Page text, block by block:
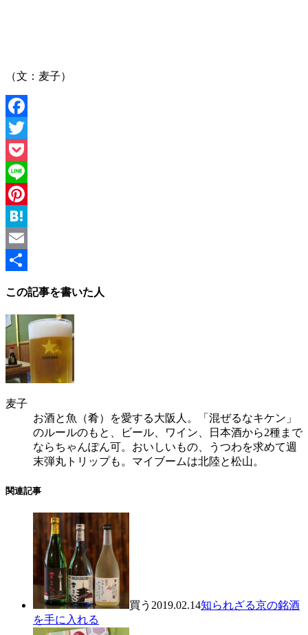
（文：麦子）
Facebook
Twitter
Pocket
Line
Pinterest
Hatena
Email
この記事を書いた人
麦子
お酒と魚（肴）を愛する大阪人。「混ぜるなキケン」
のルールのもと、ビール、ワイン、日本酒から2種まで
ならちゃんぽん可。おいしいもの、うつわを求めて週
末弾丸トリップも。マイブームは北陸と松山。
関連記事
買う 2019.02.14知られざる京の銘酒
を手に入れる